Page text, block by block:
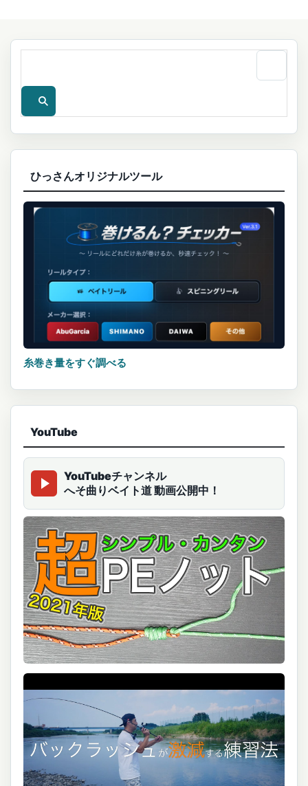
ひっさんオリジナルツール
糸巻き量をすぐ調べる
YouTube
YouTubeチャンネル
へそ曲りベイト道 動画公開中！